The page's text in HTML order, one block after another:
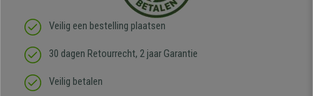
Veilig een bestelling plaatsen
30 dagen Retourrecht, 2 jaar Garantie
Veilig betalen